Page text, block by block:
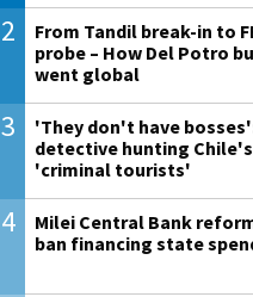
2
From Tandil break-in to
probe – How Del Potro
went global
3
'They don't have
detective hunting Chile's
'criminal tourists'
4
Milei Central Bank
ban financing state